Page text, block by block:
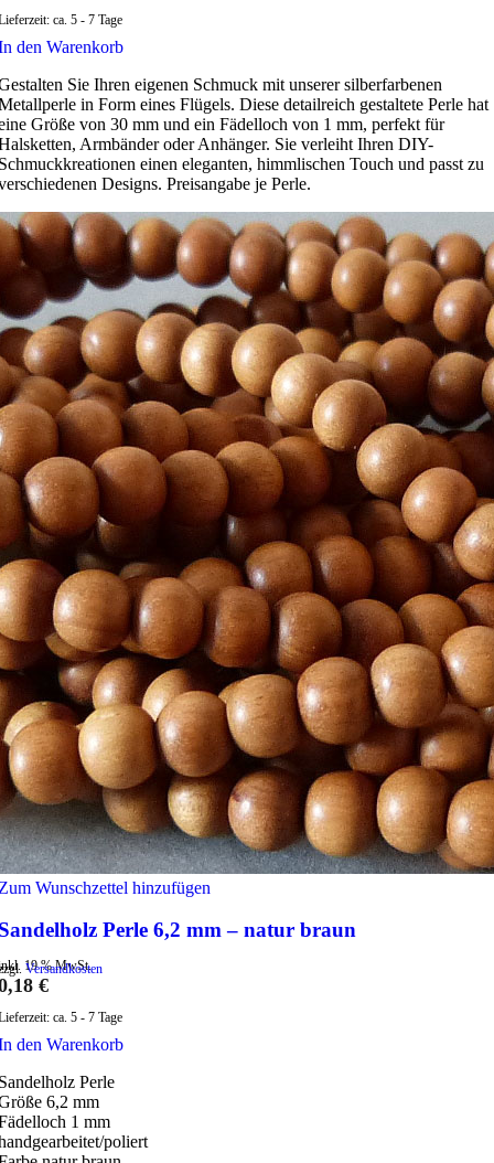
ca. 5 - 7 Tage
den Warenkorb
Sie Ihren eigenen Schmuck mit unserer silberfarbenen
in Form eines Flügels. Diese detailreich gestaltete Perle hat
Größe von 30 mm und ein Fädelloch von 1 mm, perfekt für
Armbänder oder Anhänger. Sie verleiht Ihren DIY-
einen eleganten, himmlischen Touch und passt zu
Designs. Preisangabe je Perle.
Wunschzettel hinzufügen
Perle 6,2 mm – natur braun
19 % MwSt.
Versandkosten
€
ca. 5 - 7 Tage
den Warenkorb
Perle
6,2 mm
1 mm
poliert